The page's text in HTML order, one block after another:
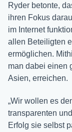
Ryder betonte,
ihren Fokus
im Internet
allen Beteiligten
ermöglichen.
man dabei einen
Asien, erreichen.
„Wir wollen es
transparenten
Erfolg sie selbst